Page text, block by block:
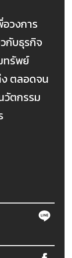
อวงการ
กับธุรกิจ
ทรัพย์
ตลอดจน
วัตกรรม